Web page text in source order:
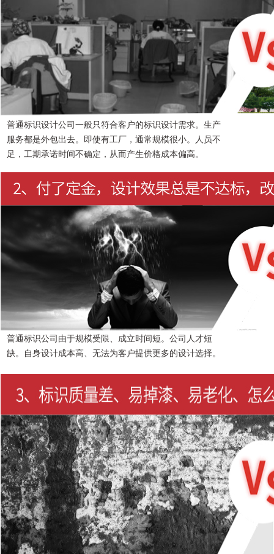
普通标识设计公司一般只符合客户的标识设计需求。生产
服务都是外包出去。即使有工厂，通常规模很小。人员不
足，工期承诺时间不确定，从而产生价格成本偏高。
普通标识公司由于规模受限、成立时间短。公司人才短
缺。自身设计成本高、无法为客户提供更多的设计选择。